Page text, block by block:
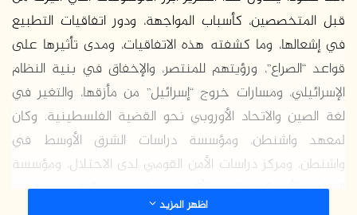
قبل المتخصصين، كأسباب المواجهة، ودور اتفاقيات التطبيع
في إشعالها، وما كشفته هذه الاتفاقيات، ومدى تأثيرها على
قواعد “الصراع”، ورؤيتهم للمنتصر، والإخفاق في بنية النظام
الإسرائيلي، ومسارات خروج “إسرائيل” من مأزقها، والتغير في
لغة الصين والاتحاد الأوروبي نحو القضية الفلسطينية. وكان
لمعهد واشنطن، ومؤسسة دراسات الشرق الأوسط في
واشنطن، ومركز دراسات الأمن القومي لدى الاحتلال، ومؤسسة
المبادرة الأمريكية، الدور الأكبر في التحليل والتقدير وتقديم
اظهر المزيد